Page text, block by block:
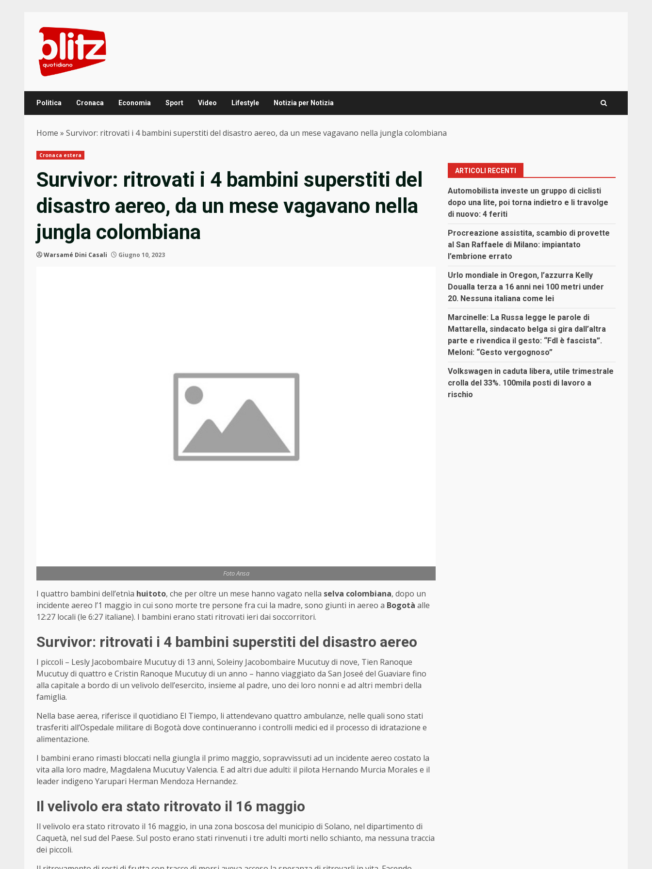
content
Politica Cronaca Economia Sport Video Lifestyle Notizia per Notizia
Home » Survivor: ritrovati i 4 bambini superstiti del disastro aereo, da un mese vagavano nella jungla colombiana
Cronaca estera
Survivor: ritrovati i 4 bambini superstiti del
disastro aereo, da un mese vagavano nella
jungla colombiana
Warsamé Dini Casali Giugno 10, 2023
Foto Ansa
I quattro bambini dell’etnìa huitoto, che per oltre un mese hanno vagato nella selva colombiana, dopo un
incidente aereo l’1 maggio in cui sono morte tre persone fra cui la madre, sono giunti in aereo a Bogotà alle
12:27 locali (le 6:27 italiane). I bambini erano stati ritrovati ieri dai soccorritori.
Survivor: ritrovati i 4 bambini superstiti del disastro aereo
I piccoli – Lesly Jacobombaire Mucutuy di 13 anni, Soleiny Jacobombaire Mucutuy di nove, Tien Ranoque
Mucutuy di quattro e Cristin Ranoque Mucutuy di un anno – hanno viaggiato da San Joseé del Guaviare fino
alla capitale a bordo di un velivolo dell’esercito, insieme al padre, uno dei loro nonni e ad altri membri della
famiglia.
Nella base aerea, riferisce il quotidiano El Tiempo, li attendevano quattro ambulanze, nelle quali sono stati
trasferiti all’Ospedale militare di Bogotà dove continueranno i controlli medici ed il processo di idratazione e
alimentazione.
I bambini erano rimasti bloccati nella giungla il primo maggio, sopravvissuti ad un incidente aereo costato la
vita alla loro madre, Magdalena Mucutuy Valencia. E ad altri due adulti: il pilota Hernando Murcia Morales e il
leader indigeno Yarupari Herman Mendoza Hernandez.
Il velivolo era stato ritrovato il 16 maggio
Il velivolo era stato ritrovato il 16 maggio, in una zona boscosa del municipio di Solano, nel dipartimento di
Caquetà, nel sud del Paese. Sul posto erano stati rinvenuti i tre adulti morti nello schianto, ma nessuna traccia
dei piccoli.
ARTICOLI RECENTI
Automobilista investe un gruppo di ciclisti
dopo una lite, poi torna indietro e li travolge
di nuovo: 4 feriti
Procreazione assistita, scambio di provette
al San Raffaele di Milano: impiantato
l’embrione errato
Urlo mondiale in Oregon, l’azzurra Kelly
Doualla terza a 16 anni nei 100 metri under
20. Nessuna italiana come lei
Marcinelle: La Russa legge le parole di
Mattarella, sindacato belga si gira dall’altra
parte e rivendica il gesto: “FdI è fascista”.
Meloni: “Gesto vergognoso”
Volkswagen in caduta libera, utile trimestrale
crolla del 33%. 100mila posti di lavoro a
rischio